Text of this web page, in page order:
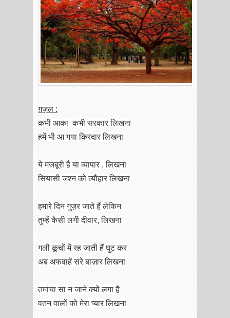
ग़ज़ल :
कभी आका कभी सरकार लिखना
हमें भी आ गया किरदार लिखना
ये मजबूरी है या व्यापार , लिखना
सियासी जश्न को त्यौहार लिखना
हमारे दिन गुज़र जाते हैं लेकिन
तुम्हें कैसी लगी दीवार, लिखना
गली कूचों में रह जाती हैं घुट कर
अब अफवाहें सरे बाज़ार लिखना
तमांचा सा न जाने क्यों लगा है
वतन वालों को मेरा प्यार लिखना